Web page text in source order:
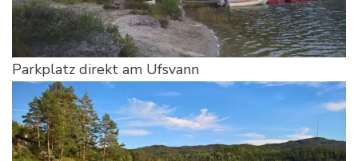
Parkplatz direkt am Ufsvann